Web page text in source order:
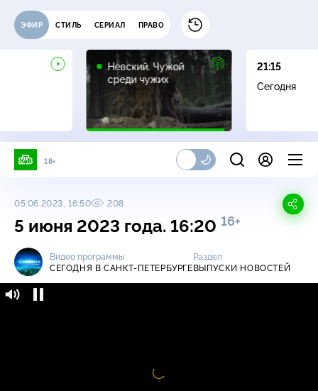
ЭФИР СТИЛЬ СЕРИАЛ ПРАВО
Невский. Чужой
среди чужих
16+
21:15
Сегодня
18+
05.06.2023, 16:50 208
5 июня 2023 года. 16:20 16+
Видео программы
СЕГОДНЯ В САНКТ-ПЕТЕРБУРГЕ
Раздел
ВЫПУСКИ НОВОСТЕЙ
Видео
проигрыватель